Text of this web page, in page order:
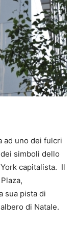
ad uno dei fulcri
simboli dello
capitalista. Il
sua pista di
di Natale.